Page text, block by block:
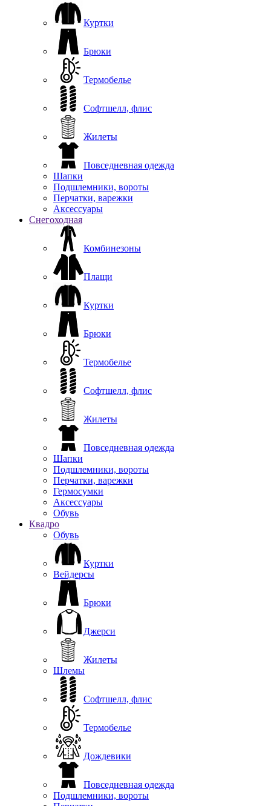
Куртки
Брюки
Термобелье
Софтшелл, флис
Жилеты
Повседневная одежда
Шапки
Подшлемники, вороты
Перчатки, варежки
Аксессуары
Снегоходная
Комбинезоны
Плащи
Куртки
Брюки
Термобелье
Софтшелл, флис
Жилеты
Повседневная одежда
Шапки
Подшлемники, вороты
Перчатки, варежки
Гермосумки
Аксессуары
Обувь
Квадро
Обувь
Куртки
Вейдерсы
Брюки
Джерси
Жилеты
Шлемы
Софтшелл, флис
Термобелье
Дождевики
Повседневная одежда
Подшлемники, вороты